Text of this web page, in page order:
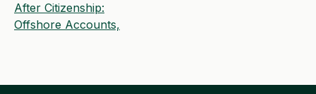
After Citizenship:
Offshore Accounts,